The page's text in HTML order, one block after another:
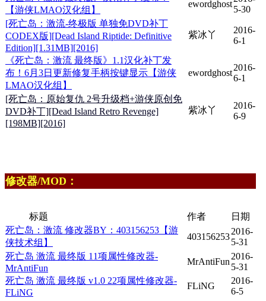
【游侠LMAO汉化组】
ewordghost
5-30
[死亡岛：激流-终极版 单独免DVD补丁
CODEX版][Dead Island Riptide: Definitive
Edition][1.31MB][2016]
紫冰丫
2016-
6-1
《死亡岛：激流 最终版》1.1汉化补丁发
布！6月3日更新修复手柄按键显示【游侠
LMAO汉化组】
ewordghost
2016-
6-1
[死亡岛：原始复仇 2号升级档+游侠原创免
DVD补丁][Dead Island Retro Revenge]
[198MB][2016]
紫冰丫
2016-
6-9
修改器/MOD：
标题 作者
日期
死亡岛：激流 修改器BY：403156253【游
侠技术组】
403156253
2016-
5-31
死亡岛 激流 最终版 11项属性修改器-
MrAntiFun
MrAntiFun
2016-
5-31
死亡岛 激流 最终版 v1.0 22项属性修改器-
FLiNG
FLiNG
2016-
6-5